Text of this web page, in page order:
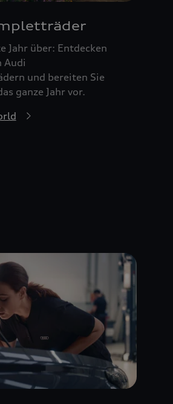
Jahr über: Entdecken
Audi
und bereiten Sie
ganze Jahr vor.